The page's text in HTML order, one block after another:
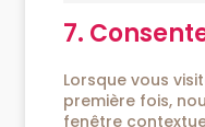
7.
Lorsque vous
première fois,
fenêtre